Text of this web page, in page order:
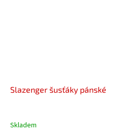
Slazenger šusťáky pánské
Skladem